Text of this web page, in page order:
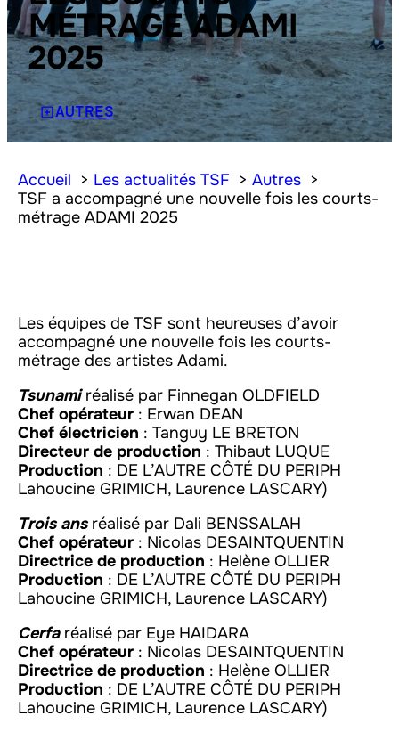
MÉTRAGE ADAMI
2025
AUTRES
Accueil Les actualités TSF
Autres
TSF a accompagné une nouvelle fois les courts-
métrage ADAMI 2025
Les équipes de TSF sont heureuses d’avoir
accompagné une nouvelle fois les courts-
métrage des artistes Adami.
Tsunamiréalisé par Finnegan OLDFIELD
Chef opérateur : Erwan DEAN
Chef électricien : Tanguy LE BRETON
Directeur de production : Thibaut LUQUE
Production : DE L’AUTRE CÔTÉ DU PERIPH
Lahoucine GRIMICH, Laurence LASCARY)
Trois ansréalisé par Dali BENSSALAH
Chef opérateur : Nicolas DESAINTQUENTIN
Directrice de production : Helène OLLIER
Production : DE L’AUTRE CÔTÉ DU PERIPH
Lahoucine GRIMICH, Laurence LASCARY)
Cerfaréalisé par Eye HAIDARA
Chef opérateur : Nicolas DESAINTQUENTIN
Directrice de production : Helène OLLIER
Production : DE L’AUTRE CÔTÉ DU PERIPH
Lahoucine GRIMICH, Laurence LASCARY)